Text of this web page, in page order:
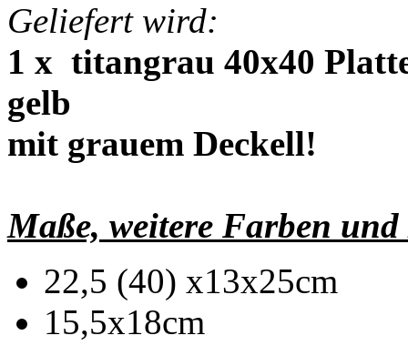
Geliefert wird:
1 x titangrau 40x40
gelb
mit grauem Deckell!
Maße, weitere Farben
22,5 (40) x13x25cm
15,5x18cm